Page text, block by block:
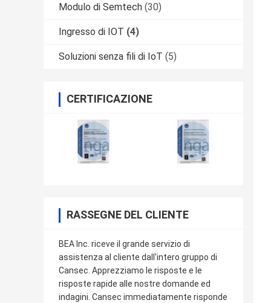
Modulo di Semtech (30)
Ingresso di IOT (4)
Soluzioni senza fili di IoT (5)
CERTIFICAZIONE
RASSEGNE DEL CLIENTE
BEA Inc. riceve il grande servizio di
assistenza al cliente dall'intero gruppo di
Cansec. Apprezziamo le risposte e le
risposte rapide alle nostre domande ed
indagini. Cansec immediatamente risponde